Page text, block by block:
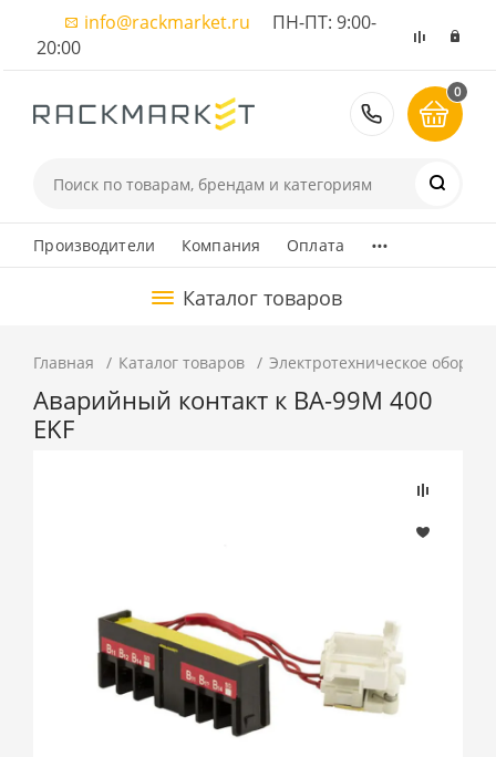
info@rackmarket.ru ПН-ПТ: 9:00-
20:00
8 (495)
0
Производители Компания Оплата ...
Каталог товаров
Главная Каталог товаров Электротехническое
Аварийный контакт к ВА-99М 400
EKF